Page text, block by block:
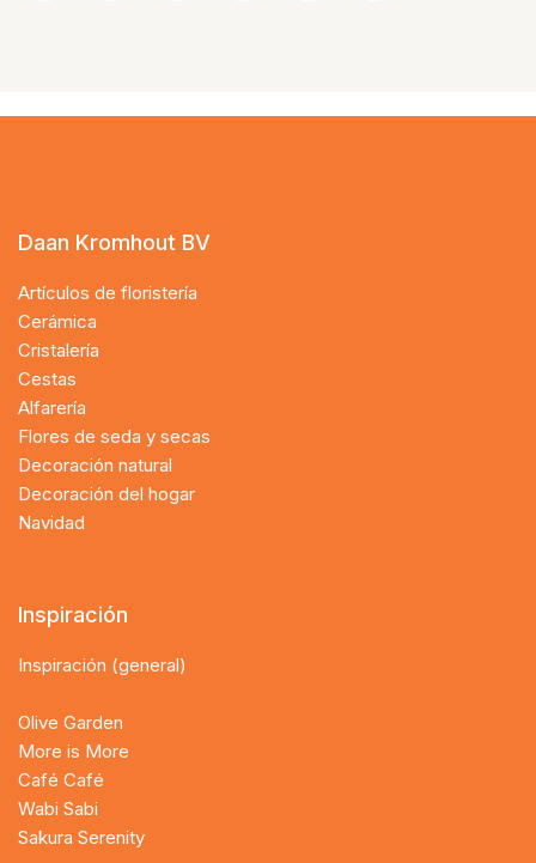
Daan Kromhout BV
Artículos de floristería
Cerámica
Cristalería
Cestas
Alfarería
Flores de seda y secas
Decoración natural
Decoración del hogar
Navidad
Inspiración
Inspiración (general)
Olive Garden
More is More
Café Café
Wabi Sabi
Sakura Serenity